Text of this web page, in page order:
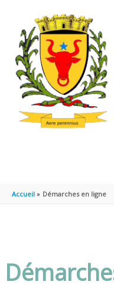
Accueil Démarches en ligne